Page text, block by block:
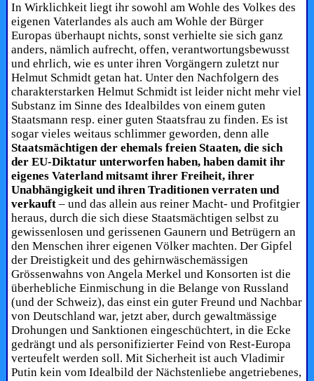
In Wirklichkeit liegt ihr sowohl am Wohle des Volkes des
eigenen Vaterlandes als auch am Wohle der Bürger
Europas überhaupt nichts, sonst verhielte sie sich ganz
anders, nämlich aufrecht, offen, verantwortungsbewusst
und ehrlich, wie es unter ihren Vorgängern zuletzt nur
Helmut Schmidt getan hat. Unter den Nachfolgern des
charakterstarken Helmut Schmidt ist leider nicht mehr viel
Substanz im Sinne des Idealbildes von einem guten
Staatsmann resp. einer guten Staatsfrau zu finden. Es ist
sogar vieles weitaus schlimmer geworden, denn alle
Staatsmächtigen der ehemals freien Staaten, die sich
der EU-Diktatur unterworfen haben, haben damit ihr
eigenes Vaterland mitsamt ihrer Freiheit, ihrer
Unabhängigkeit und ihren Traditionen verraten und
verkauft – und das allein aus reiner Macht- und Profitgier
heraus, durch die sich diese Staatsmächtigen selbst zu
gewissenlosen und gerissenen Gaunern und Betrügern an
den Menschen ihrer eigenen Völker machten. Der Gipfel
der Dreistigkeit und des gehirnwäschemässigen
Grössenwahns von Angela Merkel und Konsorten ist die
überhebliche Einmischung in die Belange von Russland
(und der Schweiz), das einst ein guter Freund und Nachbar
von Deutschland war, jetzt aber, durch gewaltmässige
Drohungen und Sanktionen eingeschüchtert, in die Ecke
gedrängt und als personifizierter Feind von Rest-Europa
verteufelt werden soll. Mit Sicherheit ist auch Vladimir
Putin kein vom Idealbild der Nächstenliebe angetriebenes,